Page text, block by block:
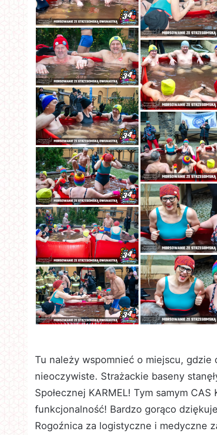
Tu należy wspomnieć o miejscu, gdzie
nieoczywiste. Strażackie baseny
Społecznej KARMEL! Tym samym
funkcjonalność! Bardzo gorąco
Rogoźnica za logistyczne i medyczne